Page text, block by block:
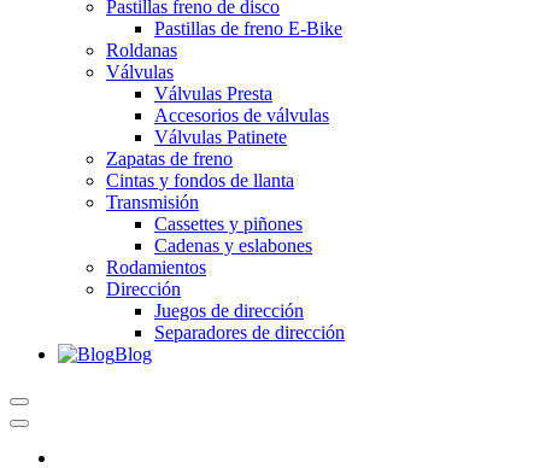
Pastillas freno de disco
Pastillas de freno E-Bike
Roldanas
Válvulas
Válvulas Presta
Accesorios de válvulas
Válvulas Patinete
Zapatas de freno
Cintas y fondos de llanta
Transmisión
Cassettes y piñones
Cadenas y eslabones
Rodamientos
Dirección
Juegos de dirección
Separadores de dirección
Blog